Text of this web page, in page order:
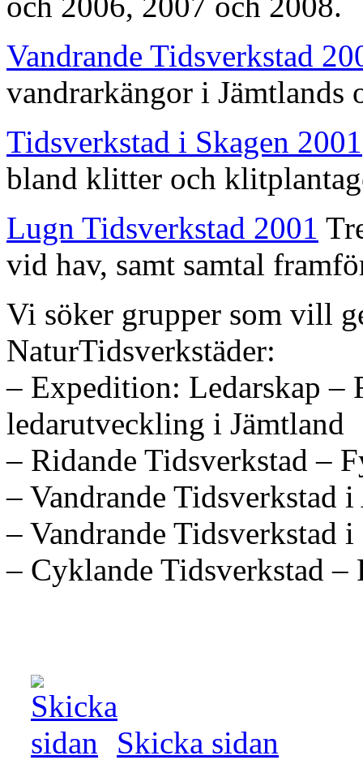
Vandrande Tidsverkstad
vandrarkängor i Jämtlands
Tidsverkstad i Skagen 2001
bland klitter och
Lugn Tidsverkstad 2001
vid hav, samt samtal
Vi söker grupper som vill
NaturTidsverkstäder:
– Expedition: Ledarskap –
ledarutveckling i Jämtland
– Ridande Tidsverkstad –
– Vandrande Tidsverkstad
– Vandrande Tidsverkstad
– Cyklande Tidsverkstad –
Skicka sidan